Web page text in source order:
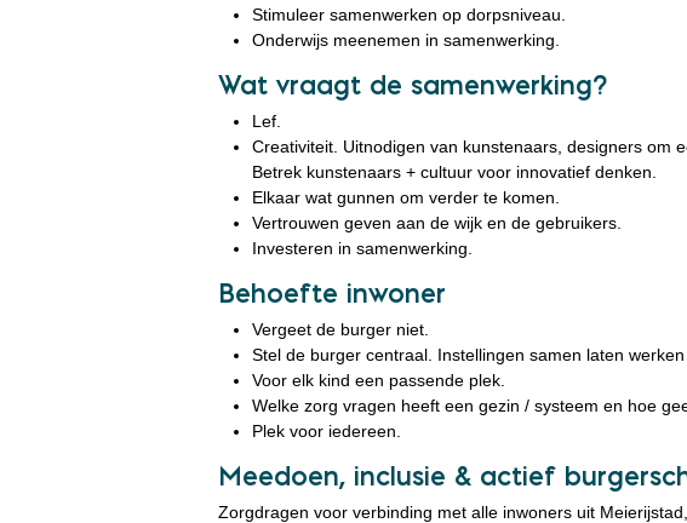
Stimuleer samenwerken op dorpsniveau.
Onderwijs meenemen in samenwerking.
Wat vraagt de samenwerking?
Lef.
Creativiteit. Uitnodigen van kunstenaars, designers om
Betrek kunstenaars + cultuur voor innovatief denken.
Elkaar wat gunnen om verder te komen.
Vertrouwen geven aan de wijk en de gebruikers.
Investeren in samenwerking.
Behoefte inwoner
Vergeet de burger niet.
Stel de burger centraal. Instellingen samen laten
Voor elk kind een passende plek.
Welke zorg vragen heeft een gezin / systeem en hoe
Plek voor iedereen.
Meedoen, inclusie & actief
Zorgdragen voor verbinding met alle inwoners uit